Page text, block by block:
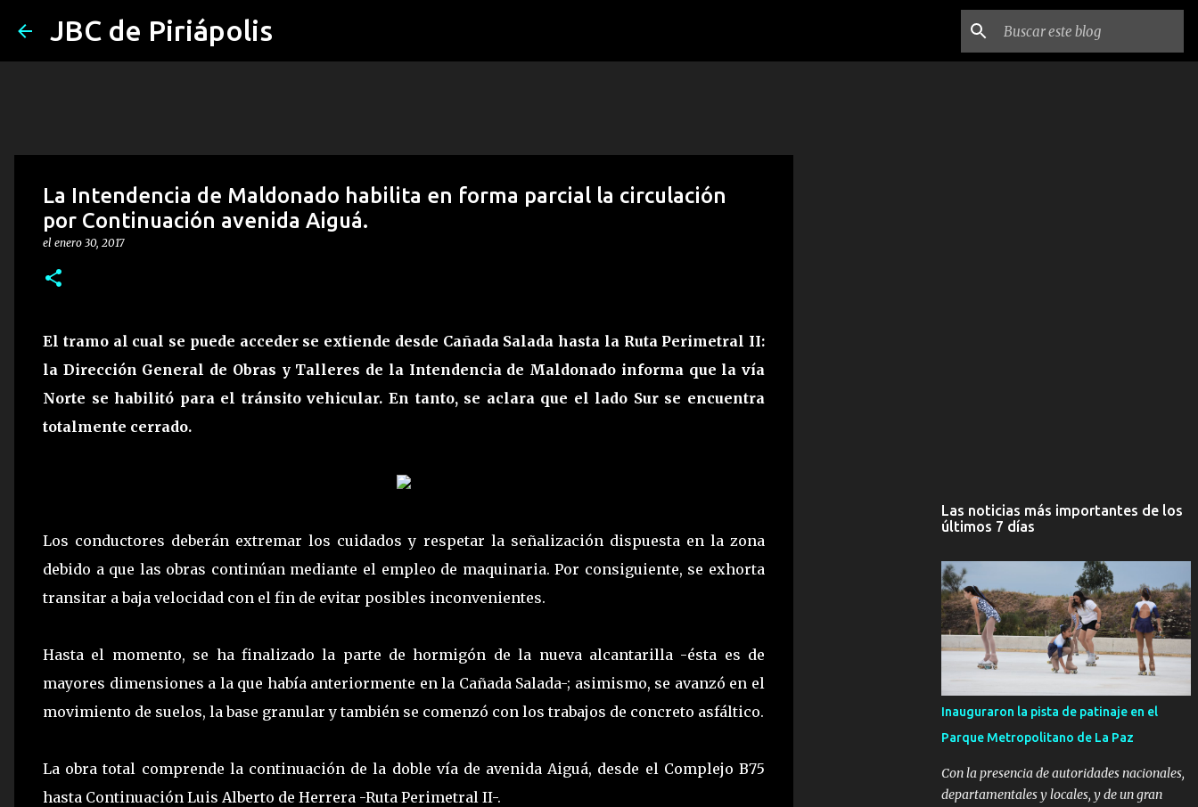
JBC de Piriápolis
La Intendencia de Maldonado habilita en forma parcial la circulación
por Continuación avenida Aiguá.
el enero 30, 2017
El tramo al cual se puede acceder se extiende desde Cañada Salada hasta la Ruta Perimetral II:
la Dirección General de Obras y Talleres de la Intendencia de Maldonado informa que la vía
Norte se habilitó para el tránsito vehicular. En tanto, se aclara que el lado Sur se encuentra
totalmente cerrado.
Los conductores deberán extremar los cuidados y respetar la señalización dispuesta en la zona
debido a que las obras continúan mediante el empleo de maquinaria. Por consiguiente, se exhorta
transitar a baja velocidad con el fin de evitar posibles inconvenientes.
Hasta el momento, se ha finalizado la parte de hormigón de la nueva alcantarilla -ésta es de
mayores dimensiones a la que había anteriormente en la Cañada Salada-; asimismo, se avanzó en el
movimiento de suelos, la base granular y también se comenzó con los trabajos de concreto asfáltico.
La obra total comprende la continuación de la doble vía de avenida Aiguá, desde el Complejo B75
hasta Continuación Luis Alberto de Herrera -Ruta Perimetral II-.
Las noticias más importantes de los
últimos 7 días
Inauguraron la pista de patinaje en el
Parque Metropolitano de La Paz
Con la presencia de autoridades nacionales,
departamentales y locales, y de un gran